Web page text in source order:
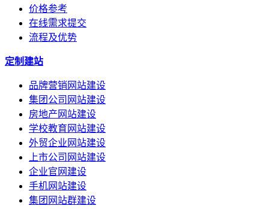
价格参考
在线需求提交
流程及优势
定制建站
品牌营销网站建设
集团公司网站建设
房地产网站建设
学校教育网站建设
外贸企业网站建设
上市公司网站建设
企业官网建设
手机网站建设
集团网站群建设